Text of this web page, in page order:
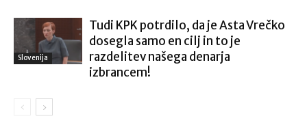
Slovenija
Tudi KPK potrdilo, da je Asta Vrečko
dosegla samo en cilj in to je
razdelitev našega denarja
izbrancem!